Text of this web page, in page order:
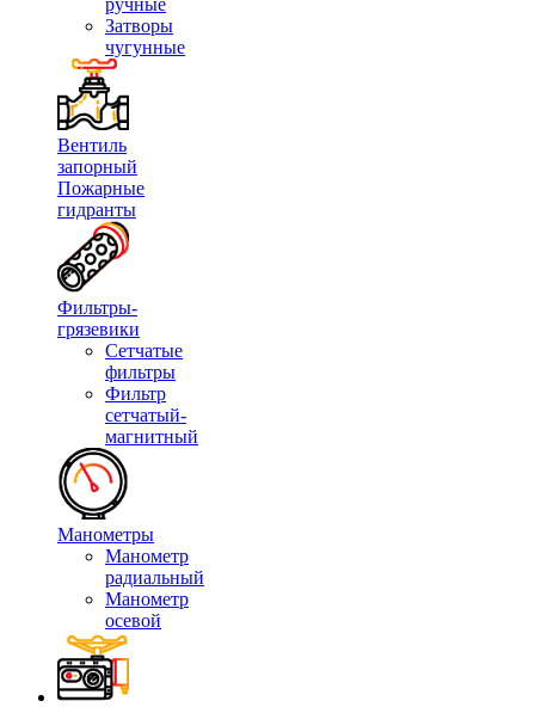
ручные
Затворы
чугунные
Вентиль
запорный
Пожарные
гидранты
Фильтры-
грязевики
Сетчатые
фильтры
Фильтр
сетчатый-
магнитный
Манометры
Манометр
радиальный
Манометр
осевой